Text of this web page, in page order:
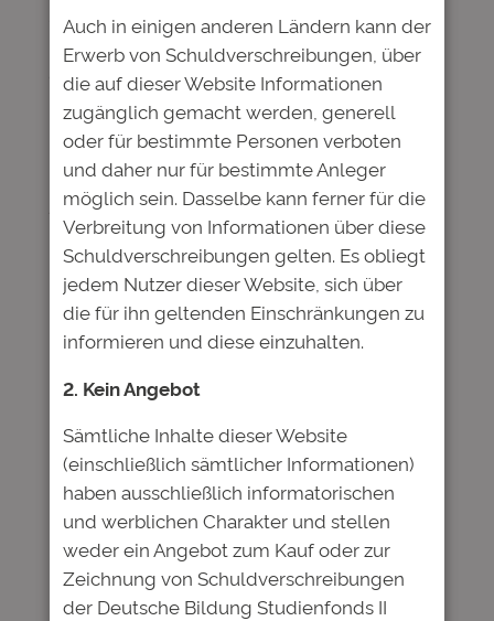
Studienfonds II darüber hinaus mit
Überschüssen, die an die Kommanditisten
ausgeschüttet werden können. Die Deutsche
Bildung Gruppe plant, ihr Modell der
Bildungsfinanzierung ab dem 3. Quartal 2024
in gemeinnützigen Strukturen fortzusetzen.
Am 15.04.2024 hierveröffentlicht.
Kommentare
Deine E-Mail-Adresse wird nicht
veröffentlicht.Erforderliche Felder
sind mit*markiert
Kommentar*
Auch in einigen anderen Ländern kann der
Erwerb von Schuldverschreibungen, über
die auf dieser Website Informationen
zugänglich gemacht werden, generell
oder für bestimmte Personen verboten
und daher nur für bestimmte Anleger
möglich sein. Dasselbe kann ferner für die
Verbreitung von Informationen über diese
Schuldverschreibungen gelten. Es obliegt
jedem Nutzer dieser Website, sich über
die für ihn geltenden Einschränkungen zu
informieren und diese einzuhalten.
2. Kein Angebot
Sämtliche Inhalte dieser Website
(einschließlich sämtlicher Informationen)
haben ausschließlich informatorischen
und werblichen Charakter und stellen
weder ein Angebot zum Kauf oder zur
Zeichnung von Schuldverschreibungen
der Deutsche Bildung Studienfonds II